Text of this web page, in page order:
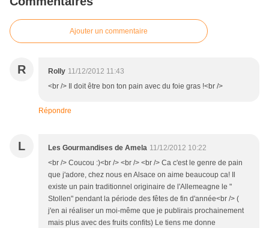
Ajouter un commentaire
R Rolly 11/12/2012 11:43
<br /> Il doit être bon ton pain avec du foie gras !<br />
Répondre
L Les Gourmandises de Amela 11/12/2012 10:22
<br /> Coucou :)<br /> <br /> <br /> Ca c'est le genre de pain
que j'adore, chez nous en Alsace on aime beaucoup ca! Il
existe un pain traditionnel originaire de l'Allemeagne le "
Stollen" pendant la période des fêtes de fin d'année<br /> (
j'en ai réaliser un moi-même que je publirais prochainement
mais plus avec des fruits confits) Le tiens me donne